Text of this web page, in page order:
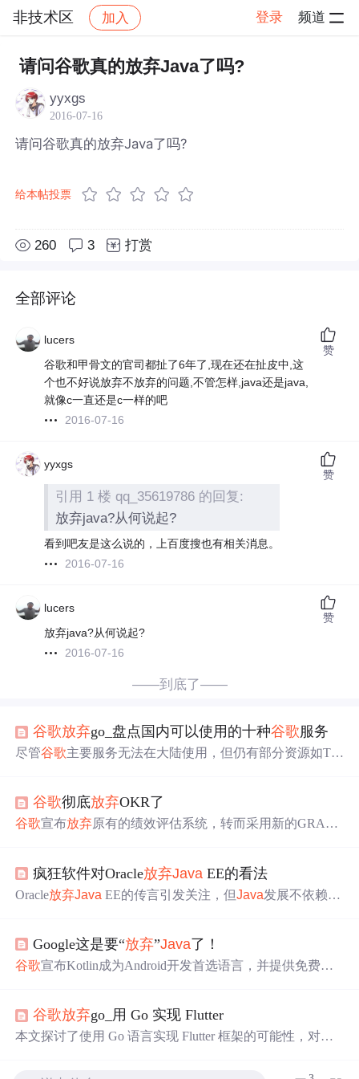
非技术区 加入 登录 频道
社区 非技术区 帖子详情
请问谷歌真的放弃Java了吗?
yyxgs
2016-07-16
请问谷歌真的放弃Java了吗?
给本帖投票
260 3 打赏
全部评论
lucers
谷歌和甲骨文的官司都扯了6年了,现在还在扯皮中,这
个也不好说放弃不放弃的问题,不管怎样,java还是java,
就像c一直还是c一样的吧
2016-07-16
赞
yyxgs
引用 1 楼 qq_35619786 的回复:
放弃java?从何说起?
看到吧友是这么说的，上百度搜也有相关消息。
2016-07-16
赞
lucers
放弃java?从何说起?
2016-07-16
赞
——到底了——
谷歌放弃go_盘点国内可以使用的十种谷歌服务
尽管谷歌主要服务无法在大陆使用，但仍有部分资源如Ten
及 谷歌翻译也在中国大陆可以正常使用。尽管
国内竞争激烈，但在多语言翻译方面，谷歌 翻译仍具优
谷歌彻底放弃OKR了
谷歌宣布放弃原有的绩效评估系统，转而采用新的GRAD
实际影响力，分为多个档次。此变化反映了谷歌
更专注于实际工作，而非频繁的考核。此前，谷歌的绩效
疯狂软件对Oracle放弃Java EE的看法
Oracle放弃Java EE的传言引发关注，但Java发展不依赖Or
va 可能不再是最佳语言，但其成熟的整体解决方案使其难
以替代。Java的未来在于其社区和生态系统的力量。
Google这是要“放弃”Java了！
谷歌宣布Kotlin成为Android开发首选语言，并提供免费在
谷歌放弃go_用 Go 实现 Flutter
本文探讨了使用 Go 语言实现 Flutter 框架的可能性，对比